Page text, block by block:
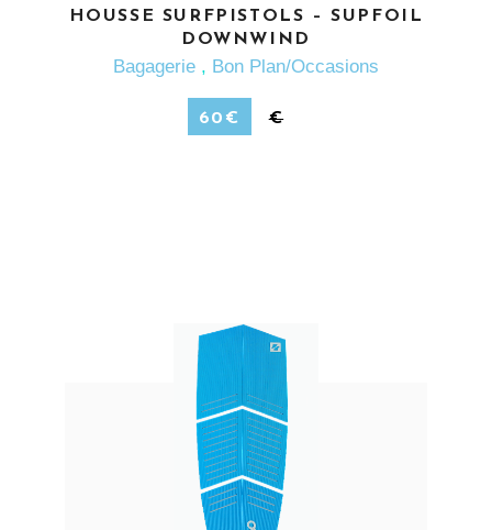
EN SAVOIR PLUS
HOUSSE SURFPISTOLS – SUPFOIL
DOWNWIND
Bagagerie , Bon Plan/Occasions
60 € €